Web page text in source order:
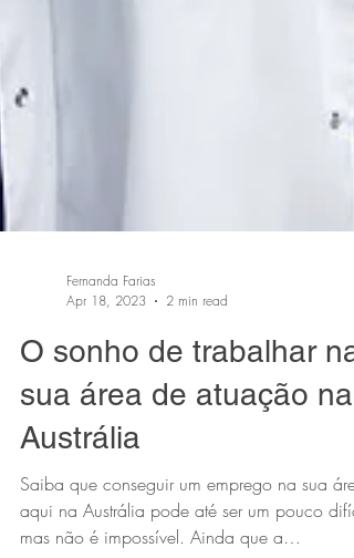
Fernanda Farias
Apr 18, 2023
2 min read
O sonho de trabalhar na
sua área de atuação na
Austrália
Saiba que conseguir um emprego na sua área